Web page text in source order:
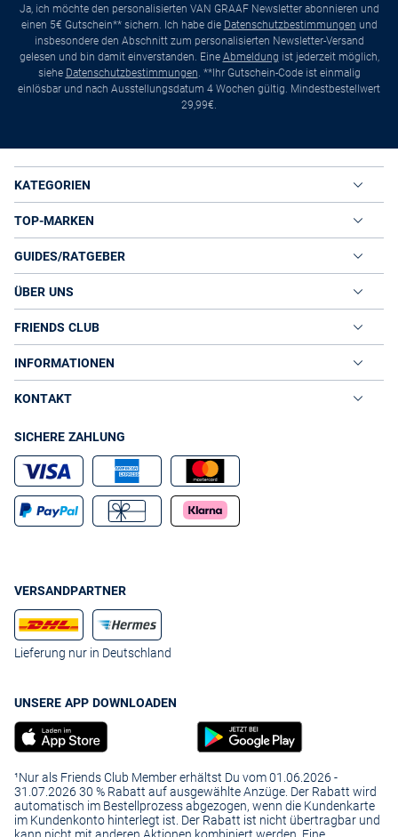
Ja, ich möchte den personalisierten VAN GRAAF Newsletter abonnieren und
einen 5€ Gutschein** sichern. Ich habe die Datenschutzbestimmungen und
insbesondere den Abschnitt zum personalisierten Newsletter-Versand
gelesen und bin damit einverstanden. Eine Abmeldung ist jederzeit möglich,
siehe Datenschutzbestimmungen. **Ihr Gutschein-Code ist einmalig
einlösbar und nach Ausstellungsdatum 4 Wochen gültig. Mindestbestellwert
29,99€.
KATEGORIEN
TOP-MARKEN
GUIDES/RATGEBER
ÜBER UNS
FRIENDS CLUB
INFORMATIONEN
KONTAKT
SICHERE ZAHLUNG
VERSANDPARTNER
Lieferung nur in Deutschland
UNSERE APP DOWNLOADEN
¹Nur als Friends Club Member erhältst Du vom 01.06.2026 -
31.07.2026 30 % Rabatt auf ausgewählte Anzüge. Der Rabatt wird
automatisch im Bestellprozess abgezogen, wenn die Kundenkarte
im Kundenkonto hinterlegt ist. Der Rabatt ist nicht übertragbar und
kann nicht mit anderen Aktionen kombiniert werden. Eine